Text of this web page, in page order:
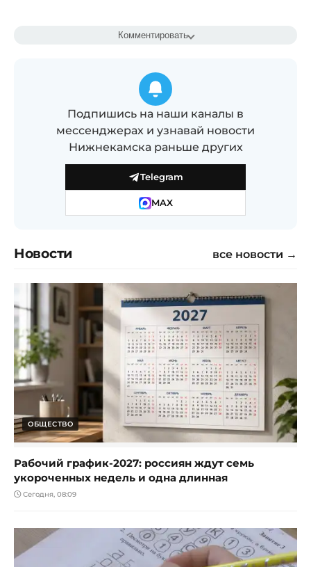
Комментировать
Подпишись на наши каналы в
мессенджерах и узнавай новости
Нижнекамска раньше других
Telegram
MAX
Новости все новости →
ОБЩЕСТВО
Рабочий график-2027: россиян ждут семь
укороченных недель и одна длинная
Сегодня, 08:09